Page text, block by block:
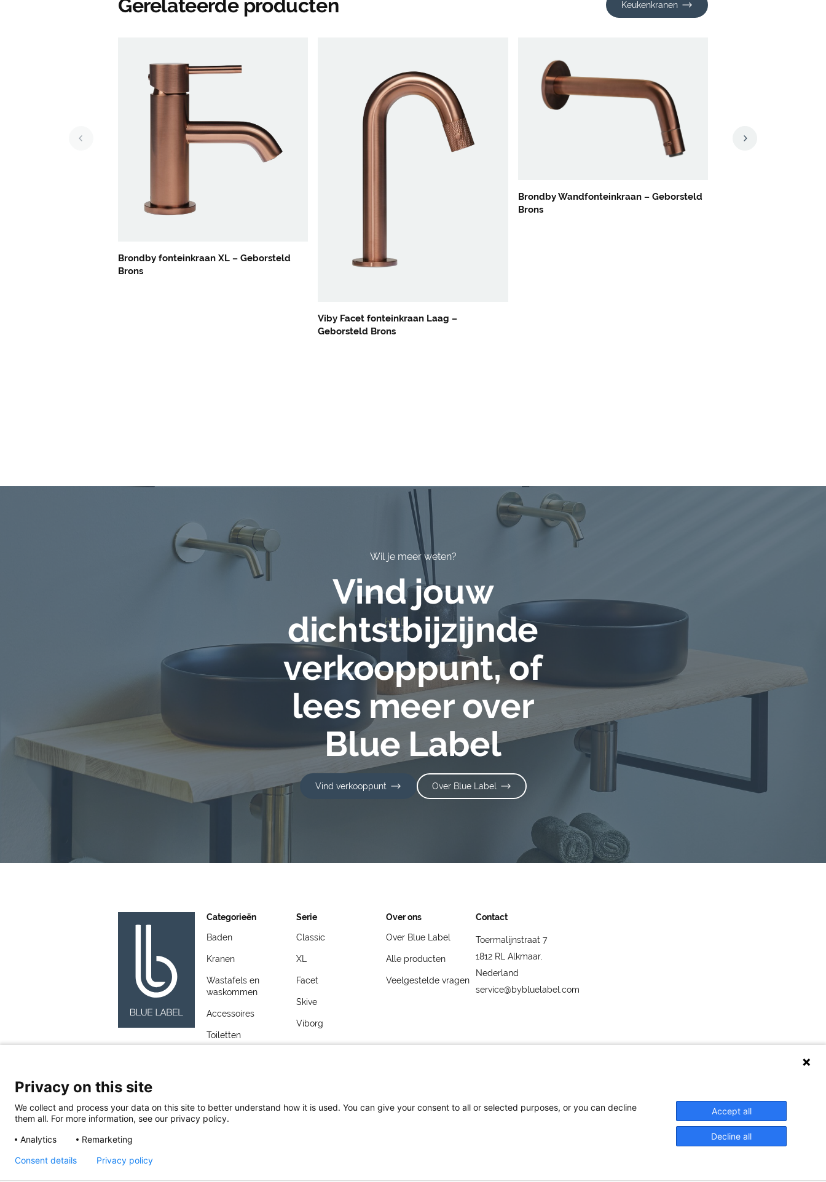
Gerelateerde producten Keukenkranen
Brondby fonteinkraan XL – Geborsteld
Brons
Viby Facet fonteinkraan Laag –
Geborsteld Brons
Brondby Wandfonteinkraan – Geborsteld
Brons
Wil je meer weten?
Vind jouw
dichtstbijzijnde
verkooppunt, of
lees meer over
Blue Label
Vind verkooppunt Over Blue Label
Categorieën
Baden
Kranen
Wastafels en
waskommen
Accessoires
Toiletten
Serie
Classic
XL
Facet
Skive
Viborg
Over ons
Over Blue Label
Alle producten
Veelgestelde vragen
Contact
Toermalijnstraat 7
1812 RL Alkmaar,
Nederland
service@bybluelabel.com
Blue Label
Privacy on this site
We collect and process your data on this site to better understand how it is used. You can give your consent to all or selected purposes, or you can decline
them all. For more information, see our privacy policy.
Analytics
Remarketing
Accept all
Decline all
Consent details Privacy policy